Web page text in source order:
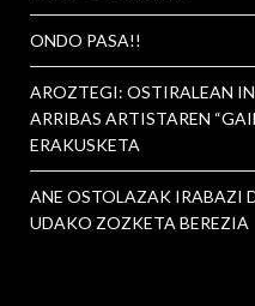
ONDO PASA!!
AROZTEGI: OSTIRALEAN
ARRIBAS ARTISTAREN
ERAKUSKETA
ANE OSTOLAZAK IRABAZI
UDAKO ZOZKETA BEREZIA